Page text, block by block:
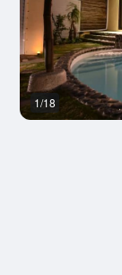
1/18